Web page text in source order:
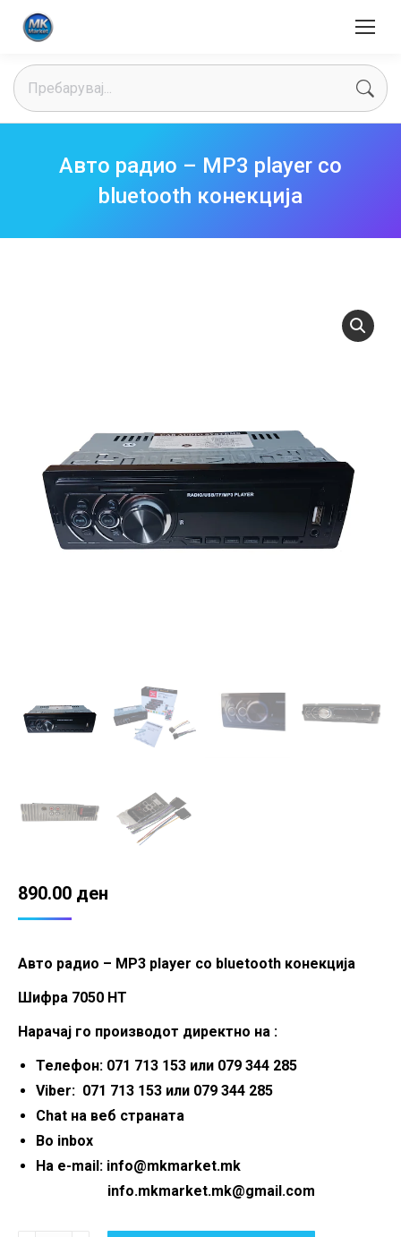
Search:
Авто радио – MP3 player со
bluetooth конекција
890.00 ден
Авто радио – MP3 player со bluetooth конекција
Шифра 7050 HT
Нарачај го производот директно на :
Телефон: 071 713 153 или 079 344 285
Viber: 071 713 153 или 079 344 285
Chat на веб страната
Во inbox
На e-mail: info@mkmarket.mk
info.mkmarket.mk@gmail.com